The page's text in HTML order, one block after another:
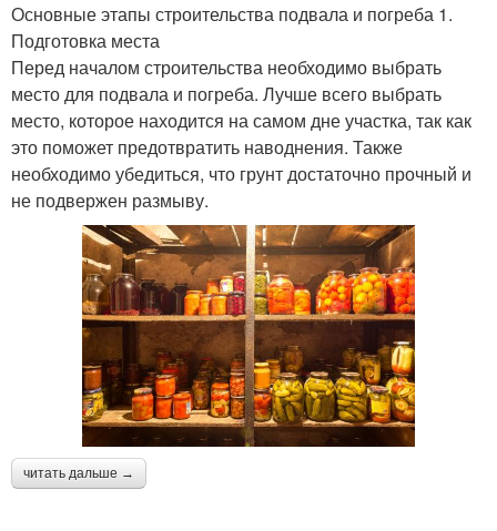
Основные этапы строительства подвала и погреба 1.
Подготовка места
Перед началом строительства необходимо выбрать
место для подвала и погреба. Лучше всего выбрать
место, которое находится на самом дне участка, так как
это поможет предотвратить наводнения. Также
необходимо убедиться, что грунт достаточно прочный и
не подвержен размыву.
читать дальше →